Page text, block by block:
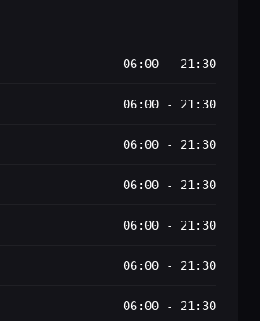
06:00 - 21:30
06:00 - 21:30
06:00 - 21:30
06:00 - 21:30
06:00 - 21:30
06:00 - 21:30
06:00 - 21:30